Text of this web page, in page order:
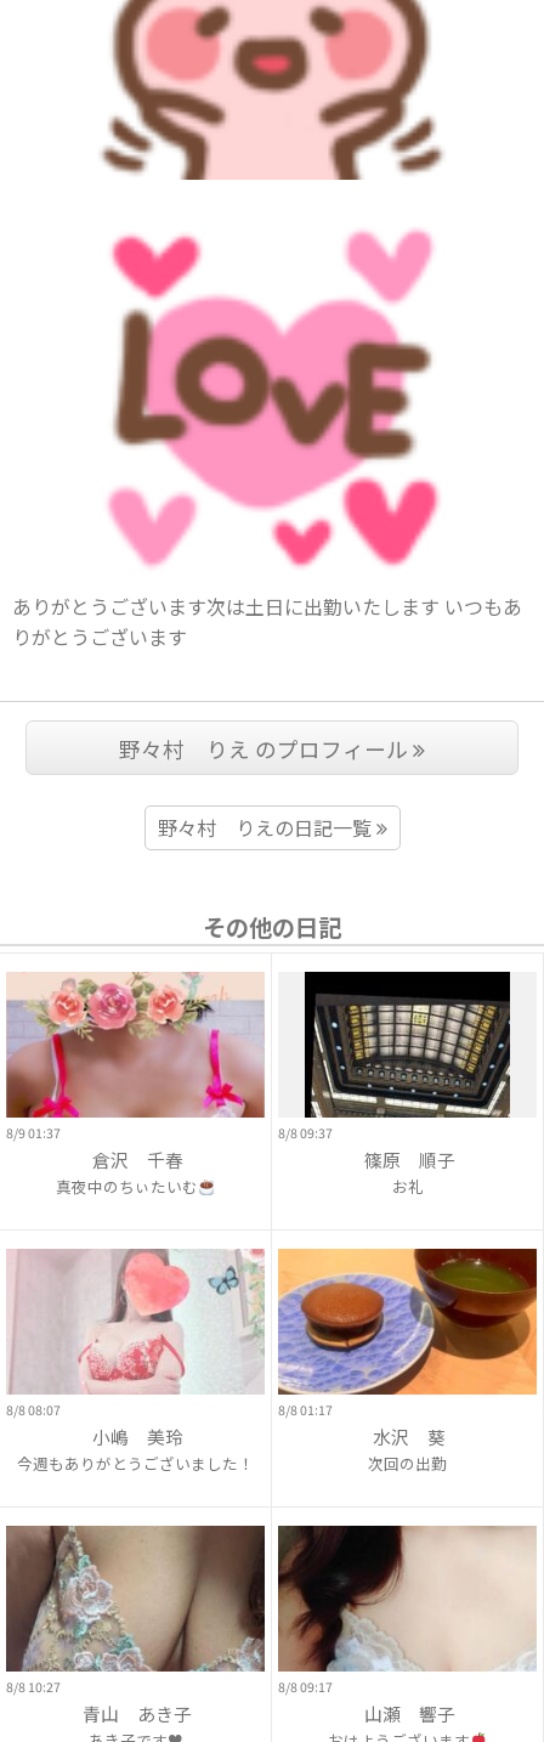
ありがとうございます次は土日に出勤いたします いつもあ
りがとうございます
野々村 りえ のプロフィール
野々村 りえの日記一覧
その他の日記
8/9 01:37
倉沢 千春
真夜中のちぃたいむ
8/8 09:37
篠原 順子
お礼
8/8 08:07
小嶋 美玲
今週もありがとうございました！
8/8 01:17
水沢 葵
次回の出勤
8/8 10:27
青山 あき子
8/8 09:17
山瀬 響子